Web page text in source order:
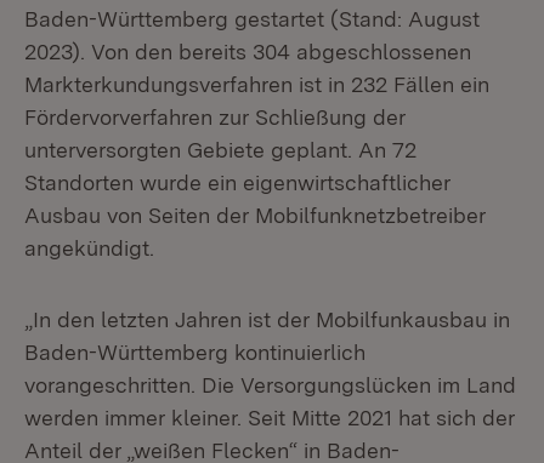
Baden-Württemberg gestartet (Stand: August
2023). Von den bereits 304 abgeschlossenen
Markterkundungsverfahren ist in 232 Fällen ein
Fördervorverfahren zur Schließung der
unterversorgten Gebiete geplant. An 72
Standorten wurde ein eigenwirtschaftlicher
Ausbau von Seiten der Mobilfunknetzbetreiber
angekündigt.
„In den letzten Jahren ist der Mobilfunkausbau in
Baden-Württemberg kontinuierlich
vorangeschritten. Die Versorgungslücken im Land
werden immer kleiner. Seit Mitte 2021 hat sich der
Anteil der „weißen Flecken“ in Baden-